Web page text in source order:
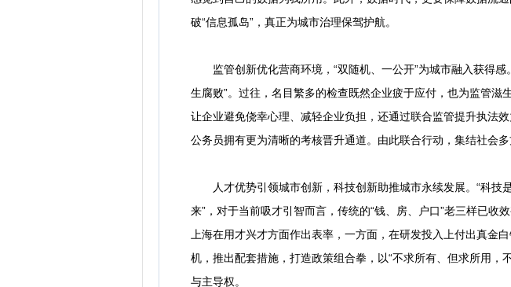
破“信息孤岛”，真正为城市治理保驾护航。
监管创新优化营商环境，“双随机、一公开”为城市融入获得感
生腐败”。过往，名目繁多的检查既然企业疲于应付，也为监管
让企业避免侥幸心理、减轻企业负担，还通过联合监管提升执法
公务员拥有更为清晰的考核晋升通道。由此联合行动，集结社会
人才优势引领城市创新，科技创新助推城市永续发展。“科技
来”，对于当前吸才引智而言，传统的“钱、房、户口”老三样已收
上海在用才兴才方面作出表率，一方面，在研发投入上付出真金
机，推出配套措施，打造政策组合拳，以“不求所有、但求所用
与主导权。